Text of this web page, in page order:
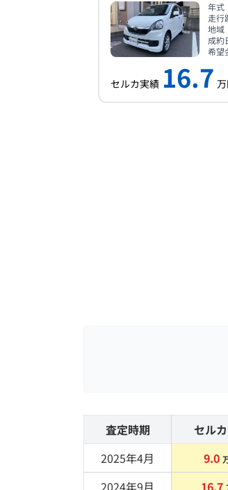
年式
走行
地域
成約
希望
セルカ実績 16.7
査定時期 セル
2025年4月
9.0
2024年9月
16.7